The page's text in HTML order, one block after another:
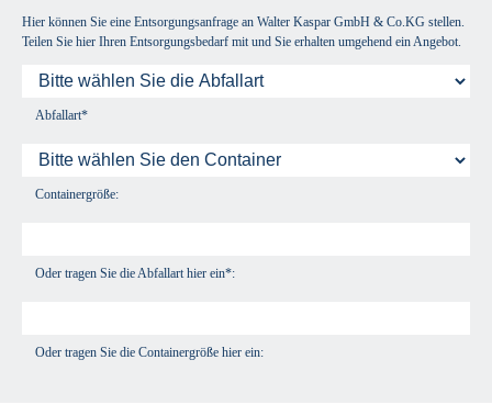
Hier können Sie eine Entsorgungsanfrage an Walter Kaspar GmbH & Co.KG stellen.
Teilen Sie hier Ihren Entsorgungsbedarf mit und Sie erhalten umgehend ein Angebot.
Abfallart*
Containergröße:
Oder tragen Sie die Abfallart hier ein*:
Oder tragen Sie die Containergröße hier ein: